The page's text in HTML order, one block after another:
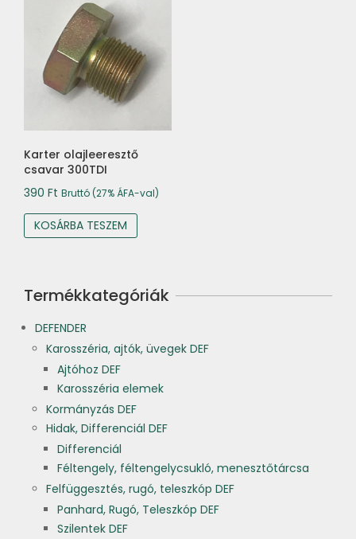
Karter olajleeresztő
csavar 300TDI
390 Ft Bruttó (27% ÁFA-val)
KOSÁRBA TESZEM
Termékkategóriák
DEFENDER
Karosszéria, ajtók, üvegek DEF
Ajtóhoz DEF
Karosszéria elemek
Kormányzás DEF
Hidak, Differenciál DEF
Differenciál
Féltengely, féltengelycsukló, menesztőtárcsa
Felfüggesztés, rugó, teleszkóp DEF
Panhard, Rugó, Teleszkóp DEF
Szilentek DEF